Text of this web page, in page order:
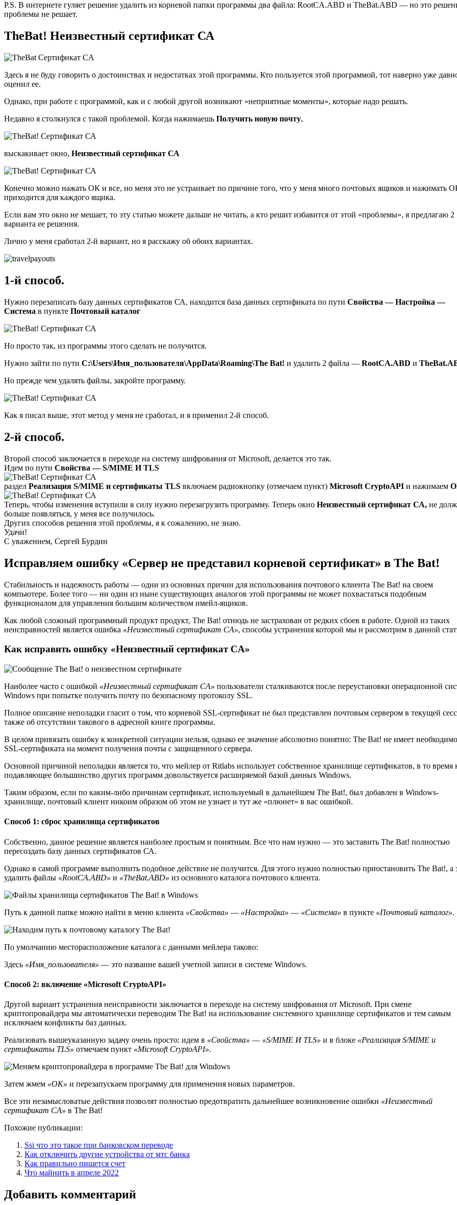
P.S. В интернете гуляет решение удалить из корневой папки программы два файла: RootCA.ABD и TheBat.ABD — но это
проблемы не решает.
TheBat! Неизвестный сертификат СА
Здесь я не буду говорить о достоинствах и недостатках этой программы. Кто пользуется этой программой, тот наверно уже
оценил ее.
Однако, при работе с программой, как и с любой другой возникают «неприятные моменты», которые надо решать.
Недавно я столкнулся с такой проблемой. Когда нажимаешь Получить новую почту,
выскакивает окно, Неизвестный сертификат СА
Конечно можно нажать ОК и все, но меня это не устраивает по причине того, что у меня много почтовых ящиков и нажимать
приходится для каждого ящика.
Если вам это окно не мешает, то эту статью можете дальше не читать, а кто решит избавится от этой «проблемы», я предлагаю 2
варианта ее решения.
Лично у меня сработал 2-й вариант, но я расскажу об обоих вариантах.
1-й способ.
Нужно перезаписать базу данных сертификатов СА, находится база данных сертификата по пути Свойства — Настройка —
Система в пункте Почтовый каталог
Но просто так, из программы этого сделать не получится.
Нужно зайти по пути C:\Users\Имя_пользователя\AppData\Roaming\The Bat! и удалить 2 файла — RootCA.ABD и
Но прежде чем удалять файлы, закройте программу.
Как я писал выше, этот метод у меня не сработал, и я применил 2-й способ.
2-й способ.
Второй способ заключается в переходе на систему шифрования от Microsoft, делается это так.
Идем по пути Свойства — S/MIME И TLS
раздел Реализация S/MIME и сертификаты TLS включаем радиокнопку (отмечаем пункт) Microsoft CryptoAPI и нажимаем
Теперь, чтобы изменения вступили в силу нужно перезагрузить программу. Теперь окно Неизвестный сертификат СА, не
больше появляться, у меня все получилось.
Других способов решения этой проблемы, я к сожалению, не знаю.
Удачи!
С уважением, Сергей Бурдин
Исправляем ошибку «Сервер не представил корневой сертификат» в The Bat!
Стабильность и надежность работы — одни из основных причин для использования почтового клиента The Bat! на своем
компьютере. Более того — ни один из ныне существующих аналогов этой программы не может похвастаться подобным
функционалом для управления большим количеством имейл-ящиков.
Как любой сложный программный продукт продукт, The Bat! отнюдь не застрахован от редких сбоев в работе. Одной из таких
неисправностей является ошибка «Неизвестный сертификат CA», способы устранения которой мы и рассмотрим в данной
Как исправить ошибку «Неизвестный сертификат CA»
Наиболее часто с ошибкой «Неизвестный сертификат CA» пользователи сталкиваются после переустановки операционной
Windows при попытке получить почту по безопасному протоколу SSL.
Полное описание неполадки гласит о том, что корневой SSL-сертификат не был представлен почтовым сервером в текущей
также об отсутствии такового в адресной книге программы.
В целом привязать ошибку к конкретной ситуации нельзя, однако ее значение абсолютно понятно: The Bat! не имеет
SSL-сертификата на момент получения почты с защищенного сервера.
Основной причиной неполадки является то, что мейлер от Ritlabs использует собственное хранилище сертификатов, в то время
подавляющее большинство других программ довольствуется расширяемой базой данных Windows.
Таким образом, если по каким-либо причинам сертификат, используемый в дальнейшем The Bat!, был добавлен в Windows-
хранилище, почтовый клиент никоим образом об этом не узнает и тут же «плюнет» в вас ошибкой.
Способ 1: сброс хранилища сертификатов
Собственно, данное решение является наиболее простым и понятным. Все что нам нужно — это заставить The Bat! полностью
пересоздать базу данных сертификатов СА.
Однако в самой программе выполнить подобное действие не получится. Для этого нужно полностью приостановить The Bat!, а
удалить файлы «RootCA.ABD» и «TheBat.ABD» из основного каталога почтового клиента.
Путь к данной папке можно найти в меню клиента «Свойства» — «Настройка» — «Система» в пункте «Почтовый каталог».
По умолчанию месторасположение каталога с данными мейлера таково:
Здесь «Имя_пользователя» — это название вашей учетной записи в системе Windows.
Способ 2: включение «Microsoft CryptoAPI»
Другой вариант устранения неисправности заключается в переходе на систему шифрования от Microsoft. При смене
криптопровайдера мы автоматически переводим The Bat! на использование системного хранилище сертификатов и тем самым
исключаем конфликты баз данных.
Реализовать вышеуказанную задачу очень просто: идем в «Свойства» — «S/MIME И TLS» и в блоке «Реализация S/MIME и
сертификаты TLS» отмечаем пункт «Microsoft CryptoAPI».
Затем жмем «ОК» и перезапускаем программу для применения новых параметров.
Все эти незамысловатые действия позволят полностью предотвратить дальнейшее возникновение ошибки «Неизвестный
сертификат CA» в The Bat!
Похожие публикации:
Ssi что это такое при банковском переводе
Как отключить другие устройства от мтс банка
Как правильно пишется счет
Что майнить в апреле 2022
Добавить комментарий